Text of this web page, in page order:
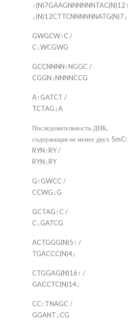
↓(N)12CTTCNNNNNNATG(N)7↓
GWGCW↑C /
C↓WCGWG
GCCNNNN↑NGGC /
CGGN↓NNNNCCG
A↑GATCT /
TCTAG↓A
Последовательность ДНК,
содержащая не менее двух 5mC:
RYN↑RY /
RYN↓RY
G↑GWCC /
CCWG↓G
GCTAG↑C /
C↓GATCG
ACTGGG(N)5↑ /
TGACCC(N)4↓
CTGGAG(N)16↑ /
GACCTC(N)14↓
CC↑TNAGC /
GGANT↓CG